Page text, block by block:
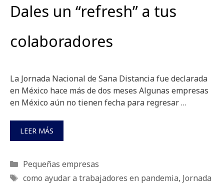
Dales un “refresh” a tus
colaboradores
La Jornada Nacional de Sana Distancia fue declarada
en México hace más de dos meses Algunas empresas
en México aún no tienen fecha para regresar …
LEER MÁS
Categorías
Pequeñas empresas
Etiquetas
como ayudar a trabajadores en pandemia, Jornada